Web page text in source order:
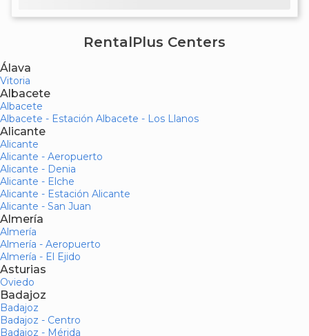
RentalPlus Centers
Álava
Vitoria
Albacete
Albacete
Albacete - Estación Albacete - Los Llanos
Alicante
Alicante
Alicante - Aeropuerto
Alicante - Denia
Alicante - Elche
Alicante - Estación Alicante
Alicante - San Juan
Almería
Almería
Almería - Aeropuerto
Almería - El Ejido
Asturias
Oviedo
Badajoz
Badajoz
Badajoz - Centro
Badajoz - Mérida